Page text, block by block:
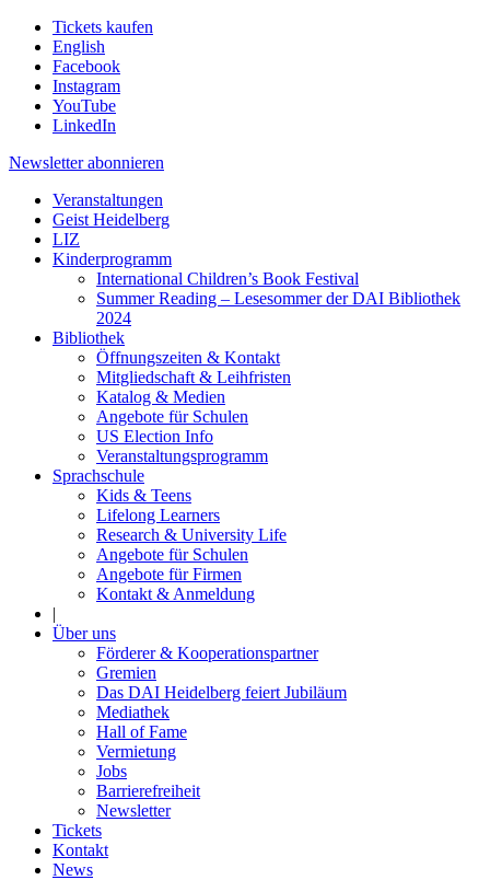
Tickets kaufen
English
Facebook
Instagram
YouTube
LinkedIn
Newsletter abonnieren
Veranstaltungen
Geist Heidelberg
LIZ
Kinderprogramm
International Children’s Book Festival
Summer Reading – Lesesommer der DAI Bibliothek
2024
Bibliothek
Öffnungszeiten & Kontakt
Mitgliedschaft & Leihfristen
Katalog & Medien
Angebote für Schulen
US Election Info
Veranstaltungsprogramm
Sprachschule
Kids & Teens
Lifelong Learners
Research & University Life
Angebote für Schulen
Angebote für Firmen
Kontakt & Anmeldung
|
Über uns
Förderer & Kooperationspartner
Gremien
Das DAI Heidelberg feiert Jubiläum
Mediathek
Hall of Fame
Vermietung
Jobs
Barrierefreiheit
Newsletter
Tickets
Kontakt
News